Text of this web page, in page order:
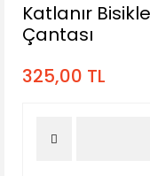
Katlanır
Çantası
325,00 TL